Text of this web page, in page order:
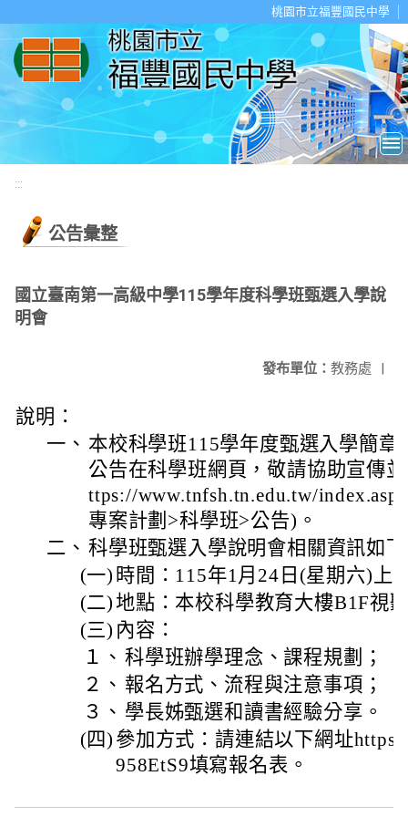
桃園市立福豐國民中學
:::
公告彙整
國立臺南第一高級中學115學年度科學班甄選入學說
明會
發布單位： 教務處 |
說明：
一、 本校科學班115學年度甄選入學簡章
公告在科學班網頁，敬請協助宣傳
ttps://www.tnfsh.tn.edu.tw/
專案計劃>科學班>公告)。
二、 科學班甄選入學說明會相關資訊如
(一) 時間：115年1月24日(星期六)上
(二)地點：本校科學教育大樓B1F視
(三) 內容：
１、 科學班辦學理念、課程規劃；
２、 報名方式、流程與注意事項；
３、 學長姊甄選和讀書經驗分享。
(四) 參加方式：請連結以下網址
958EtS9填寫報名表。